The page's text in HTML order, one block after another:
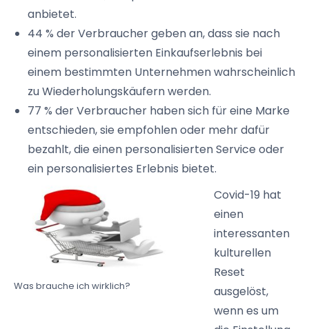
anbietet.
44 % der Verbraucher geben an, dass sie nach
einem personalisierten Einkaufserlebnis bei
einem bestimmten Unternehmen wahrscheinlich
zuWiederholungskäufernwerden.
77 % der Verbraucher haben sich für eine Marke
entschieden, sie empfohlen oder mehr dafür
bezahlt, die einen personalisierten Service oder
ein personalisiertes Erlebnis bietet.
Was brauche ich wirklich?
Covid-19 hat
einen
interessanten
kulturellen
Reset
ausgelöst,
wenn es um